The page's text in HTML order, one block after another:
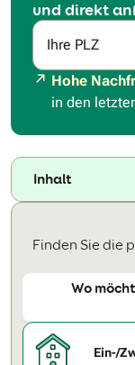
und direkt
Ihre PLZ
Hohe
in den
Inhalt
Finden Sie die
Wo
Ein-/